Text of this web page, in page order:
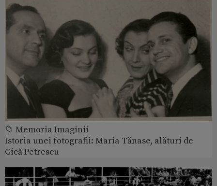
📁 Memoria Imaginii
Istoria unei fotografii: Maria Tănase, alături de
Gică Petrescu